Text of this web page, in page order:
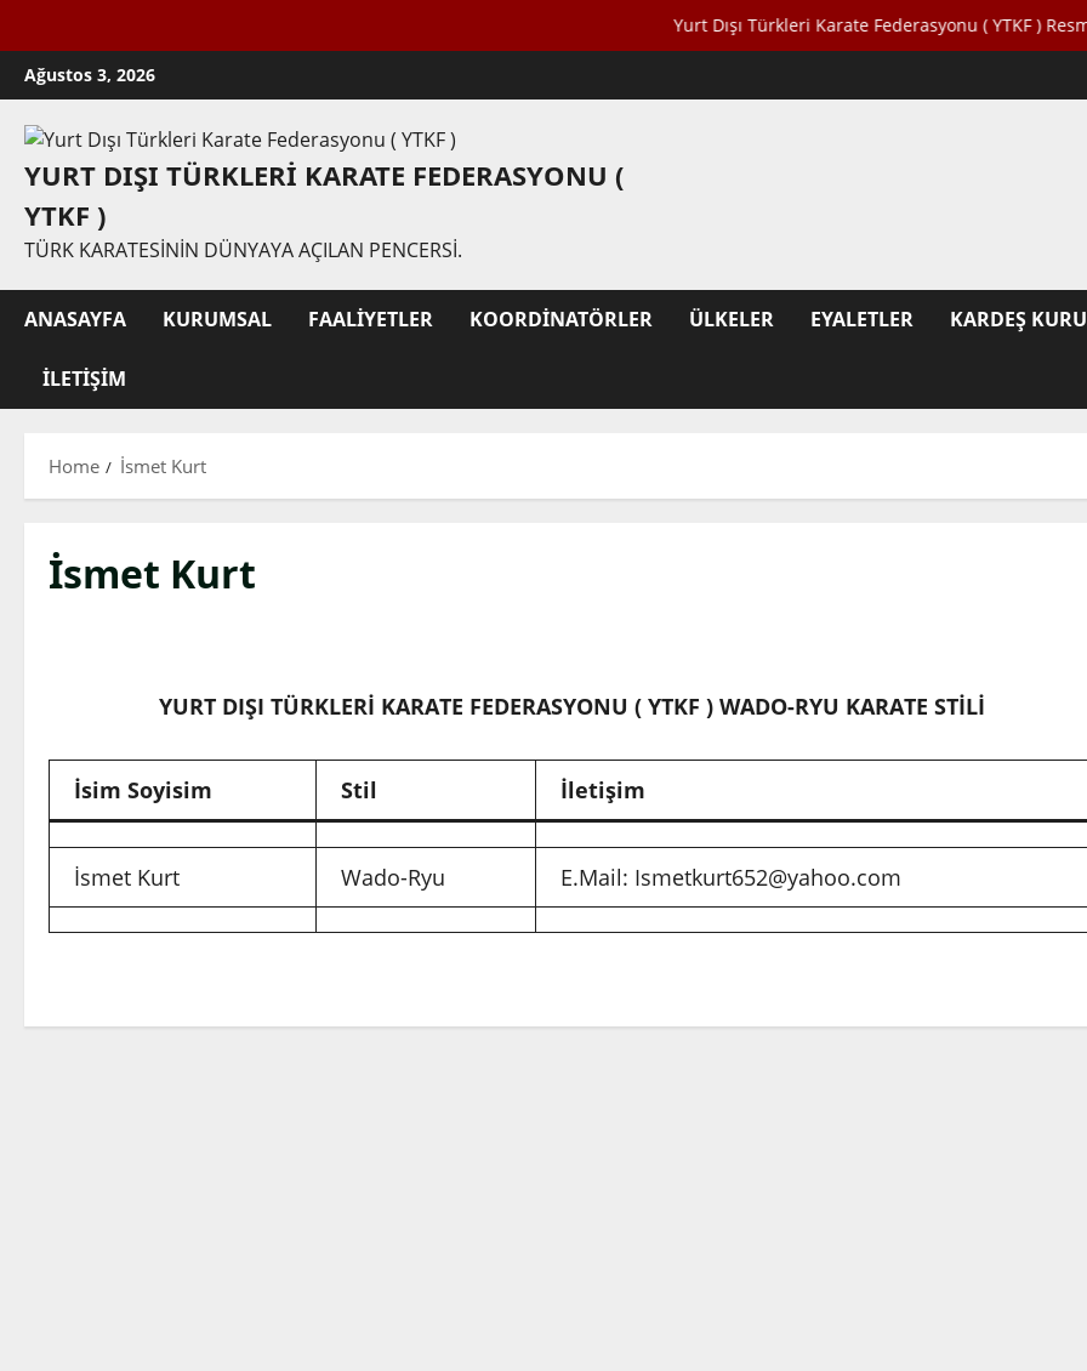
Yurt Dışı Türkleri Karate Federasyonu ( YTKF ) Resmi
Skip
to
content
Ağustos 3, 2026
YURT DIŞI TÜRKLERI KARATE FEDERASYONU (
YTKF )
TÜRK KARATESININ DÜNYAYA AÇILAN PENCERSI.
ANASAYFA KURUMSAL FAALIYETLER KOORDINATÖRLER ÜLKELER EYALETLER KARDEŞ
İLETIŞIM
Home İsmet Kurt
İsmet Kurt
YURT DIŞI TÜRKLERİ KARATE FEDERASYONU ( YTKF ) WADO-RYU KARATE STİLİ
İsim Soyisim Stil İletişim
İsmet Kurt Wado-Ryu E.Mail: Ismetkurt652@yahoo.com